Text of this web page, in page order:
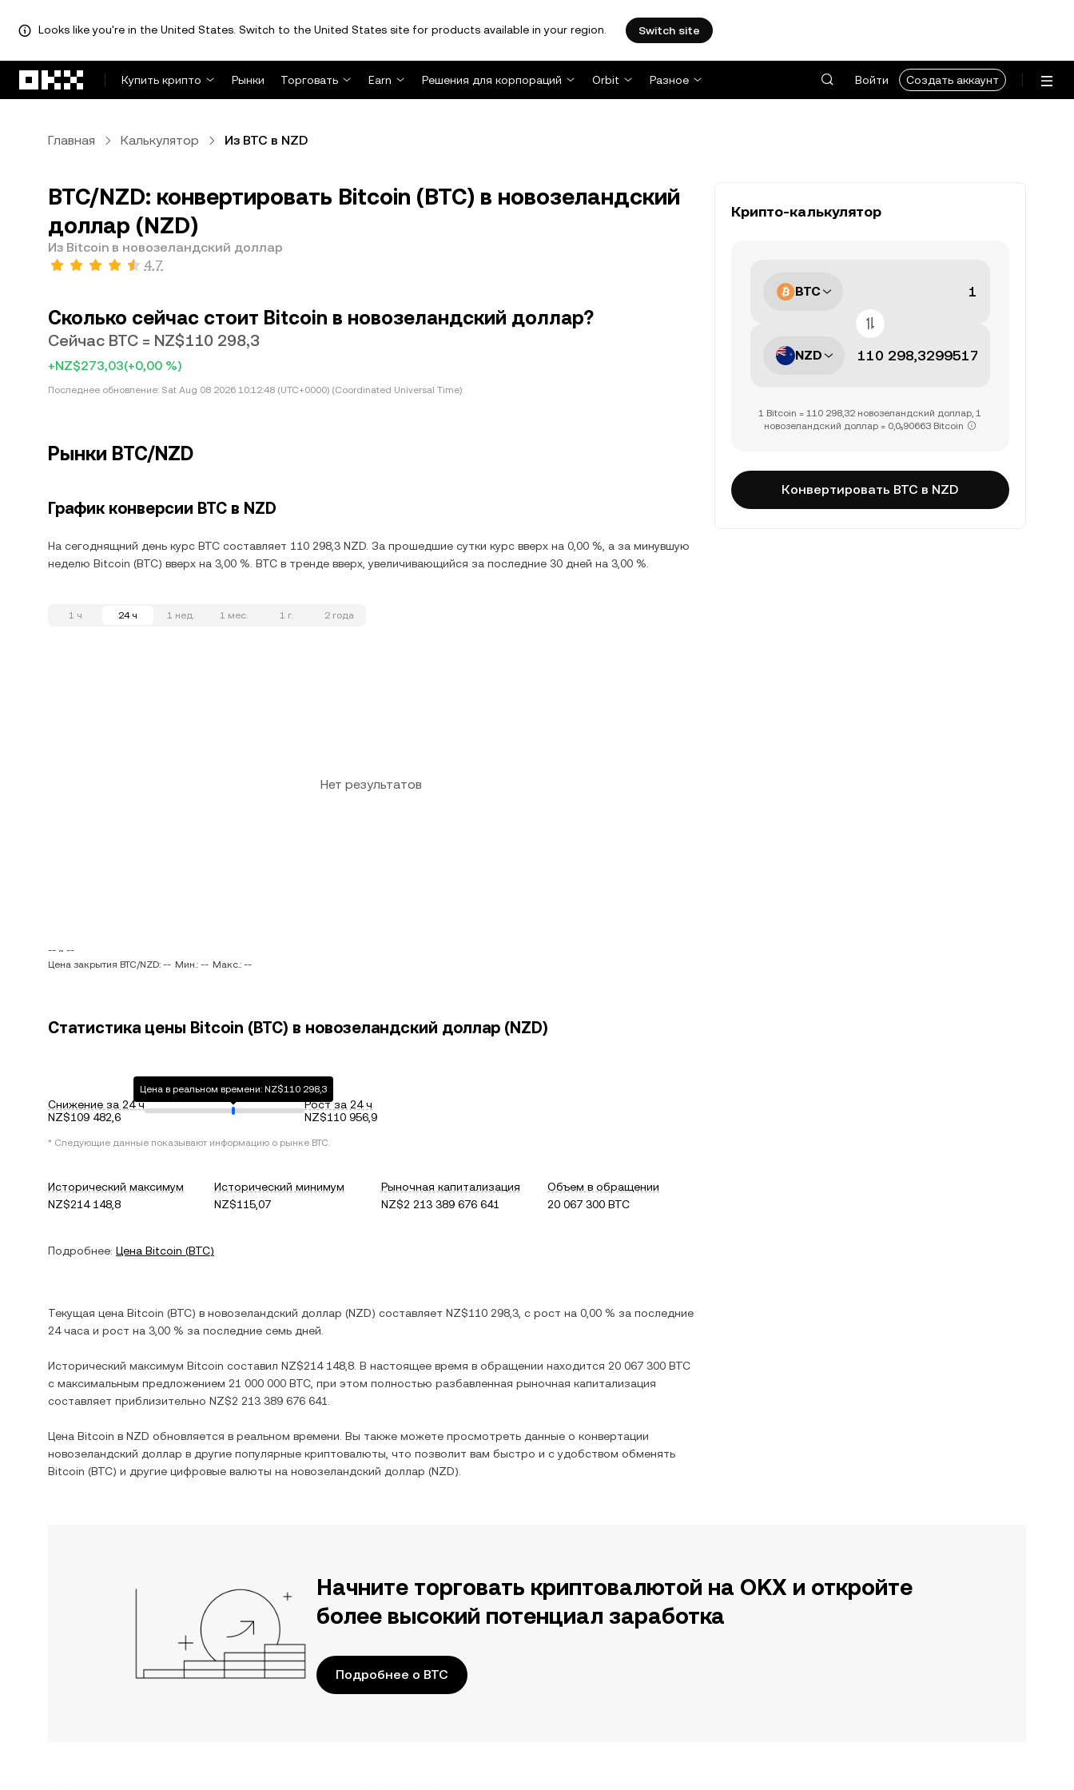
Looks like you're in the United States. Switch to the United States site for products available in your region. Switch site
Купить крипто
Рынки Торговать Earn Решения для корпораций Orbit Разное Войти Создать аккаунт
Главная Калькулятор Из BTC в NZD
BTC/NZD: конвертировать Bitcoin (BTC) в новозеландский
доллар (NZD)
Из Bitcoin в новозеландский доллар
4,7
Сколько сейчас стоит Bitcoin в новозеландский доллар?
Сейчас BTC = NZ$110 298,3
+NZ$273,03(+0,00 %)
Последнее обновление: Sat Aug 08 2026 10:12:48 (UTC+0000) (Coordinated Universal Time)
Рынки BTC/NZD
График конверсии BTC в NZD
На сегоднящний день курс BTC составляет 110 298,3 NZD. За прошедшие сутки курс вверх на 0,00 %, а за минувшую
неделю Bitcoin (BTC) вверх на 3,00 %. BTC в тренде вверх, увеличивающийся за последние 30 дней на 3,00 %.
1 ч 24 ч 1 нед. 1 мес. 1 г. 2 года
Нет результатов
-- ~ --
Цена закрытия BTC/NZD: -- Мин.: -- Макс.: --
Статистика цены Bitcoin (BTC) в новозеландский доллар (NZD)
Снижение за 24 ч
NZ$109 482,6
Цена в реальном времени: NZ$110 298,3
Рост за 24 ч
NZ$110 956,9
* Следующие данные показывают информацию о рынке BTC.
Исторический максимум
NZ$214 148,8
Исторический минимум
NZ$115,07
Рыночная капитализация
NZ$2 213 389 676 641
Объем в обращении
20 067 300 BTC
Подробнее: Цена Bitcoin (BTC)
Текущая цена Bitcoin (BTC) в новозеландский доллар (NZD) составляет NZ$110 298,3 , c рост на 0,00 % за последние
24 часа и рост на 3,00 % за последние семь дней.
Исторический максимум Bitcoin составил NZ$214 148,8 . В настоящее время в обращении находится 20 067 300 BTC
с максимальным предложением 21 000 000 BTC , при этом полностью разбавленная рыночная капитализация
составляет приблизительно NZ$2 213 389 676 641
Цена Bitcoin в NZD обновляется в реальном времени. Вы также можете просмотреть данные о конвертации
новозеландский доллар в другие популярные криптовалюты, что позволит вам быстро и с удобством обменять
Bitcoin (BTC) и другие цифровые валюты на новозеландский доллар (NZD).
Крипто-калькулятор
BTC
NZD
1 Bitcoin = 110 298,32 новозеландский доллар, 1
новозеландский доллар = 0,0₅90663 Bitcoin
Конвертировать BTC в NZD
Начните торговать криптовалютой на OKX и откройте
более высокий потенциал заработка
Подробнее о BTC